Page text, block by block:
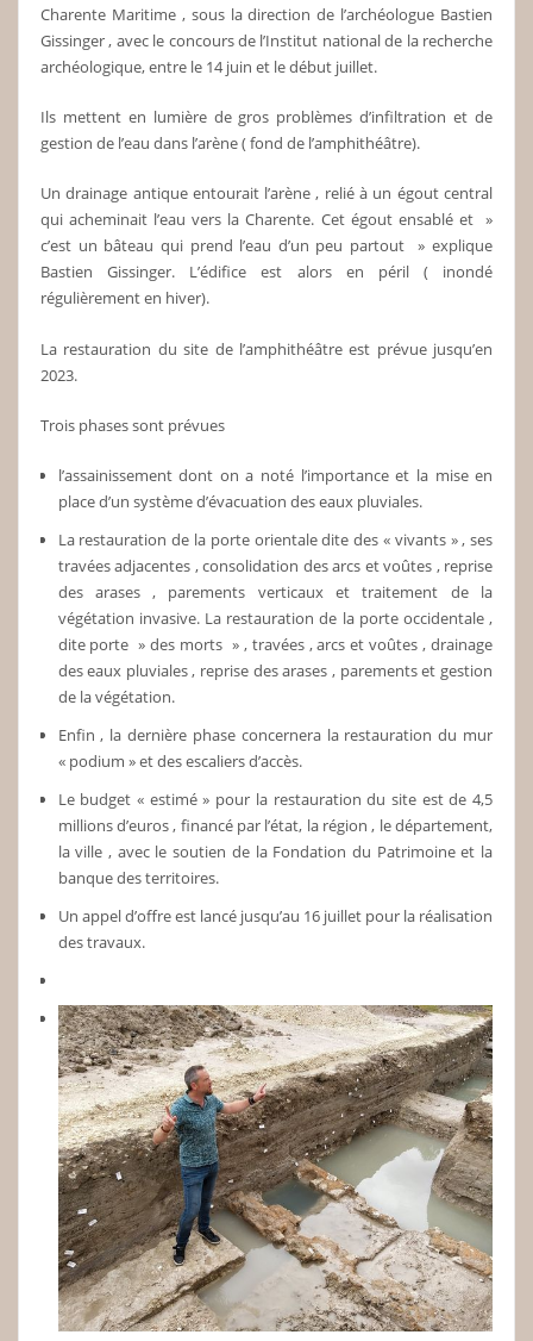
Charente Maritime , sous la direction de l’archéologue Bastien
Gissinger , avec le concours de l’Institut national de la recherche
archéologique, entre le 14 juin et le début juillet.
Ils mettent en lumière de gros problèmes d’infiltration et de
gestion de l’eau dans l’arène ( fond de l’amphithéâtre).
Un drainage antique entourait l’arène , relié à un égout central
qui acheminait l’eau vers la Charente. Cet égout ensablé et »
c’est un bâteau qui prend l’eau d’un peu partout » explique
Bastien Gissinger. L’édifice est alors en péril ( inondé
régulièrement en hiver).
La restauration du site de l’amphithéâtre est prévue jusqu’en
2023.
Trois phases sont prévues
l’assainissement dont on a noté l’importance et la mise en
place d’un système d’évacuation des eaux pluviales.
La restauration de la porte orientale dite des « vivants » , ses
travées adjacentes , consolidation des arcs et voûtes , reprise
des arases , parements verticaux et traitement de la
végétation invasive. La restauration de la porte occidentale ,
dite porte » des morts » , travées , arcs et voûtes , drainage
des eaux pluviales , reprise des arases , parements et gestion
de la végétation.
Enfin , la dernière phase concernera la restauration du mur
« podium » et des escaliers d’accès.
Le budget « estimé » pour la restauration du site est de 4,5
millions d’euros , financé par l’état, la région , le département,
la ville , avec le soutien de la Fondation du Patrimoine et la
banque des territoires.
Un appel d’offre est lancé jusqu’au 16 juillet pour la réalisation
des travaux.